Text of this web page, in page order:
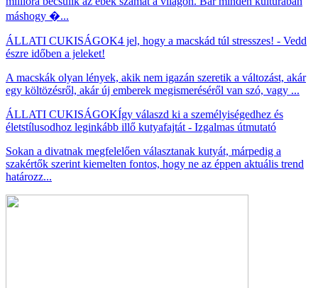
máshogy �...
ÁLLATI CUKISÁGOK4 jel, hogy a macskád túl stresszes! - Vedd
észre időben a jeleket!
A macskák olyan lények, akik nem igazán szeretik a változást, akár
egy költözésről, akár új emberek megismeréséről van szó, vagy ...
ÁLLATI CUKISÁGOKÍgy válaszd ki a személyiségedhez és
életstílusodhoz leginkább illő kutyafajtát - Izgalmas útmutató
Sokan a divatnak megfelelően választanak kutyát, márpedig a
szakértők szerint kiemelten fontos, hogy ne az éppen aktuális trend
határozz...